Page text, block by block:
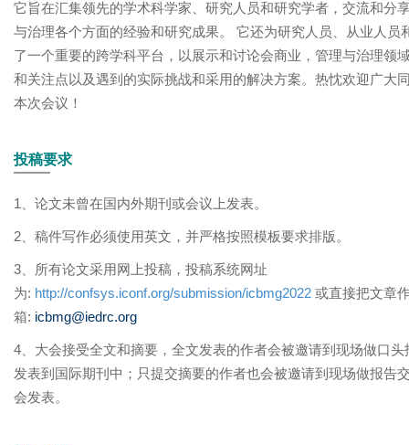
它旨在汇集领先的学术科学家、研究人员和研究学者，交流和分
与治理各个方面的经验和研究成果。 它还为研究人员、从业人员
了一个重要的跨学科平台，以展示和讨论会商业，管理与治理领
和关注点以及遇到的实际挑战和采用的解决方案。热忱欢迎广大
本次会议！
投稿要求
1、论文未曾在国内外期刊或会议上发表。
2、稿件写作必须使用英文，并严格按照模板要求排版。
3、所有论文采用网上投稿，投稿系统网址
为: http://confsys.iconf.org/submission/icbmg2022 或直接把文章
箱: icbmg@iedrc.org
4、大会接受全文和摘要，全文发表的作者会被邀请到现场做口
发表到国际期刊中；只提交摘要的作者也会被邀请到现场做报告
会发表。